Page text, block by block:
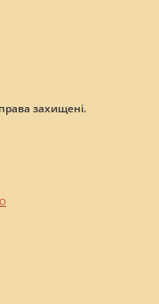
захищені.